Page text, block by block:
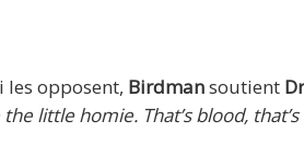
les opposent, Birdmansoutient
the little homie. That’s blood,